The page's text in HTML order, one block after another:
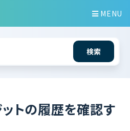
MENU
検索
トの履歴を確認す